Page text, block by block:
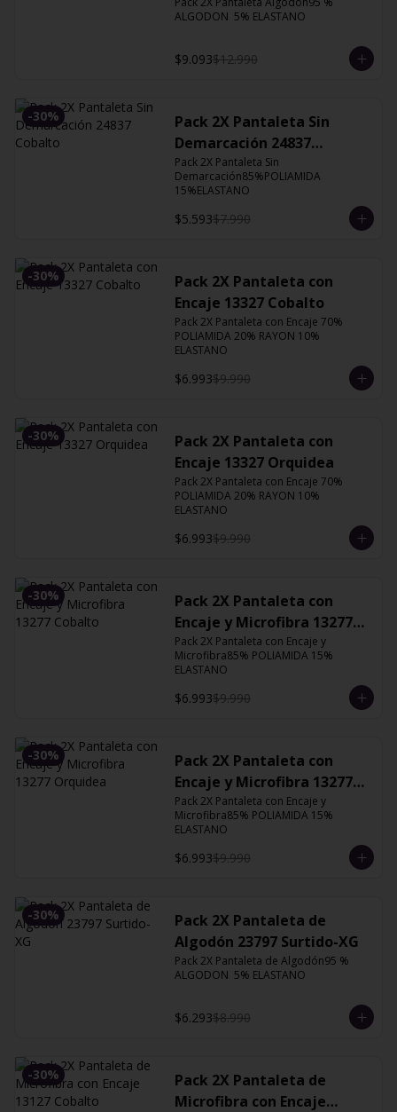
ALGODON  5% ELASTANO
$9.093$12.990
-30%
Pack 2X Pantaleta Sin
Demarcación 24837
Cobalto
Pack 2X Pantaleta Sin
Demarcación85%POLIAMIDA
15%ELASTANO
$5.593$7.990
-30%
Pack 2X Pantaleta con
Encaje 13327 Cobalto
Pack 2X Pantaleta con Encaje 70%
POLIAMIDA 20% RAYON 10%
ELASTANO
$6.993$9.990
-30%
Pack 2X Pantaleta con
Encaje 13327 Orquidea
Pack 2X Pantaleta con Encaje 70%
POLIAMIDA 20% RAYON 10%
ELASTANO
$6.993$9.990
-30%
Pack 2X Pantaleta con
Encaje y Microfibra 13277
Cobalto
Pack 2X Pantaleta con Encaje y
Microfibra85% POLIAMIDA 15%
ELASTANO
$6.993$9.990
-30%
Pack 2X Pantaleta con
Encaje y Microfibra 13277
Orquidea
Pack 2X Pantaleta con Encaje y
Microfibra85% POLIAMIDA 15%
ELASTANO
$6.993$9.990
-30%
Pack 2X Pantaleta de
Algodón 23797 Surtido-XG
Pack 2X Pantaleta de Algodón95 %
ALGODON  5% ELASTANO
$6.293$8.990
-30%
Pack 2X Pantaleta de
Microfibra con Encaje